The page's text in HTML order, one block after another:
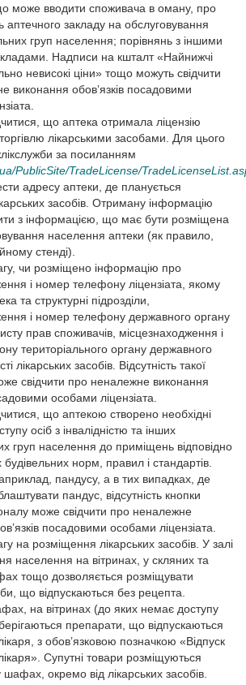
може вводити споживача в оману, про
аптечного закладу на обслуговування
груп населення; порівнянь з іншими
Надписи на кшталт «Найнижчі
невисокі ціни» тощо можуть свідчити
виконання обов’язків посадовими
що аптека отримала ліцензію
лікарськими засобами. Для цього
за посиланням
PublicSite/TradeLicense/
адресу аптеки, де планується
засобів. Отриману інформацію
з інформацією, що має бути розміщена
населення аптеки (як правило,
стенді).
чи розміщено інформацію про
і номер телефону ліцензіата, якому
та структурні підрозділи,
і номер телефону державного органу
прав споживачів, місцезнаходження і
територіального органу державного
лікарських засобів. Відсутність такої
свідчити про неналежне виконання
особами ліцензіата.
що аптекою створено необхідні
осіб з інвалідністю та інших
груп населення до приміщень відповідно
норм, правил і стандартів.
пандусу, а в тих випадках, де
пандус, відсутність кнопки
може свідчити про неналежне
посадовими особами ліцензіата.
на розміщення лікарських засобів. У залі
населення на вітринах, у скляних та
тощо дозволяється розміщувати
що відпускаються без рецепта.
на вітринах (до яких немає доступу
препарати, що відпускаються
з обов’язковою позначкою «Відпуск
Супутні товари розміщуються
шафах, окремо від лікарських засобів.